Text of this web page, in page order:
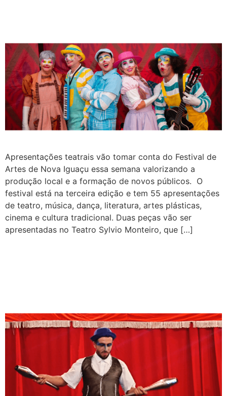
Apresentações teatrais vão tomar conta do Festival de
Artes de Nova Iguaçu essa semana valorizando a
produção local e a formação de novos públicos. O
festival está na terceira edição e tem 55 apresentações
de teatro, música, dança, literatura, artes plásticas,
cinema e cultura tradicional. Duas peças vão ser
apresentadas no Teatro Sylvio Monteiro, que […]